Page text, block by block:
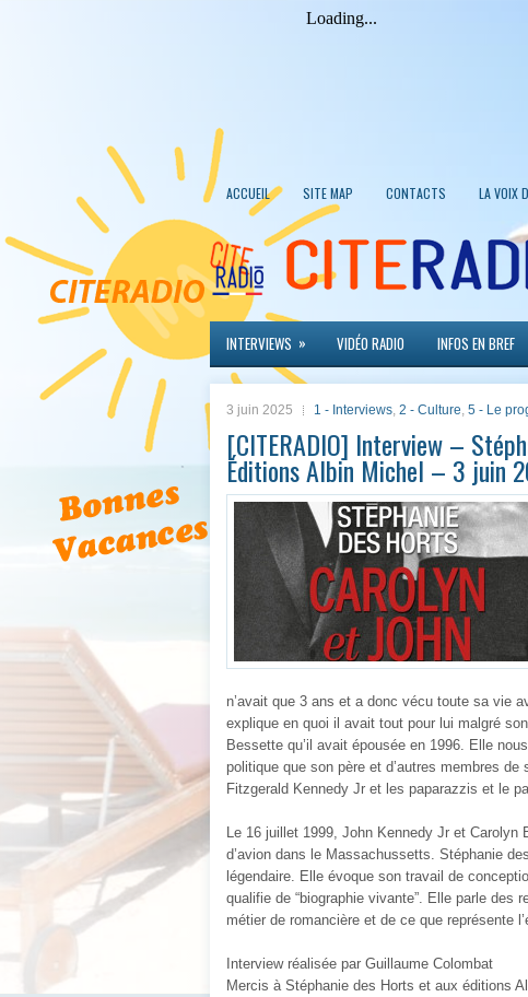
ACCUEIL SITE MAP CONTACTS LA VOIX
INTERVIEWS » VIDÉO RADIO INFOS EN BREF
3 juin 2025 1 - Interviews, 2 - Culture, 5 - Le
[CITERADIO] Interview –
Éditions Albin Michel – 3 juin
n’avait que 3 ans et a donc vécu toute sa vie
explique en quoi il avait tout pour lui malgré
Bessette qu’il avait épousée en 1996. Elle
politique que son père et d’autres membres
Fitzgerald Kennedy Jr et les paparazzis et le
Le 16 juillet 1999, John Kennedy Jr et
d’avion dans le Massachussetts. Stéphanie
légendaire. Elle évoque son travail de
qualifie de “biographie vivante”. Elle parle des
métier de romancière et de ce que représente
Interview réalisée par Guillaume Colombat
Mercis à Stéphanie des Horts et aux éditions